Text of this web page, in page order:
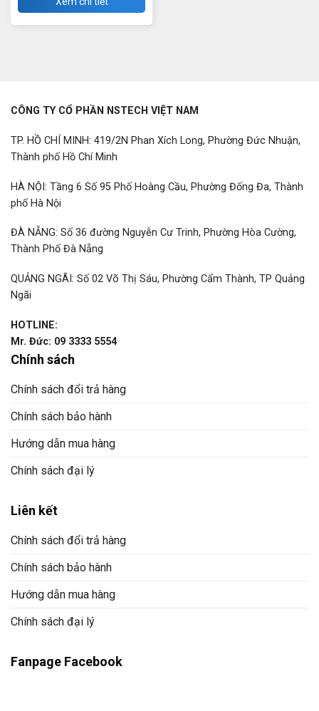
CÔNG TY CỔ PHẦN NSTECH VIỆT NAM
TP. HỒ CHÍ MINH: 419/2N Phan Xích Long, Phường Đức Nhuận,
Thành phố Hồ Chí Minh
HÀ NỘI: Tầng 6 Số 95 Phố Hoàng Cầu, Phường Đống Đa, Thành
phố Hà Nội
ĐÀ NẴNG: Số 36 đường Nguyễn Cư Trinh, Phường Hòa Cường,
Thành Phố Đà Nẵng
QUẢNG NGÃI: Số 02 Võ Thị Sáu, Phường Cẩm Thành, TP Quảng
Ngãi
HOTLINE:
Mr. Đức: 09 3333 5554
Chính sách
Chính sách đổi trả hàng
Chính sách bảo hành
Hướng dẫn mua hàng
Chính sách đại lý
Liên kết
Chính sách đổi trả hàng
Chính sách bảo hành
Hướng dẫn mua hàng
Chính sách đại lý
Fanpage Facebook